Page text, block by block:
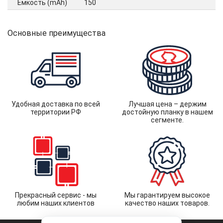
Ёмкость (mAh) 150
Основные преимущества
Удобная доставка по всей
территории РФ
Лучшая цена – держим
достойную планку в нашем
сегменте.
Прекрасный сервис - мы
любим наших клиентов
Мы гарантируем высокое
качество наших товаров.